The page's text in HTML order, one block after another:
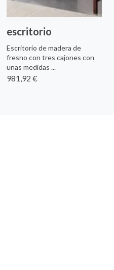
escritorio
Escritorio de madera de
fresno con tres cajones con
unas medidas ...
981,92 €